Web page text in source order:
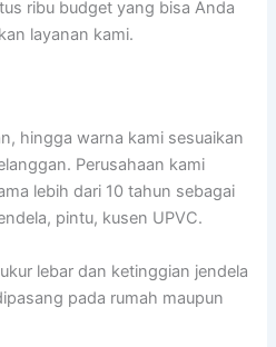
ribu budget yang bisa Anda
layanan kami.
hingga warna kami sesuaikan
Perusahaan kami
lebih dari 10 tahun sebagai
pintu, kusen UPVC.
lebar dan ketinggian jendela
pada rumah maupun